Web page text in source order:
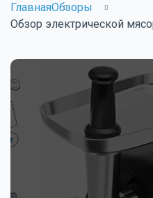
ГлавнаяОбзоры
Обзор электрической